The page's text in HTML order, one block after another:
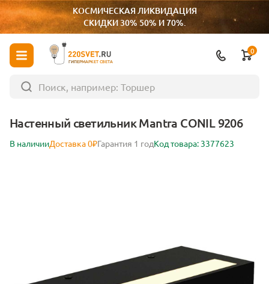
КОСМИЧЕСКАЯ ЛИКВИДАЦИЯ
СКИДКИ 30% 50% И 70%.
ГИПЕРМАРКЕТ СВЕТА
0
Настенный светильник Mantra CONIL 9206
В наличииДоставка 0₽Гарантия 1 годКод товара: 3377623